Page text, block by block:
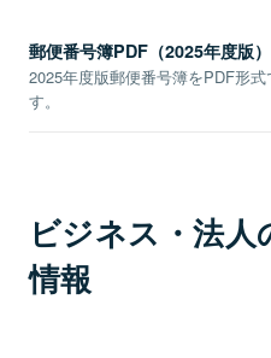
郵便番号簿PDF（2025年度版）
2025年度版郵便番号簿をPDF形
す。
ビジネス・法
情報